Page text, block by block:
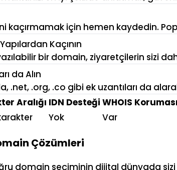
kaçırmamak için hemen kaydedin.
Kaçının
bir domain, ziyaretçilerin sizi
da Alın
.net, .org, .co gibi ek uzantıları da
Aralığı IDN Desteği WHOIS Koruması
Yok Var
Çözümleri
domain seçiminin dijital dünyada sizi